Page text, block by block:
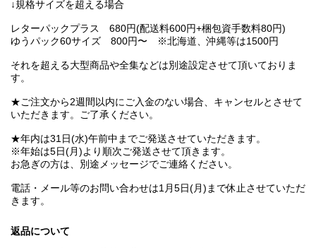
↓規格サイズを超える場合
レターパックプラス 680円(配送料600円+梱包資手数料80円)
ゆうパック60サイズ 800円〜 ※北海道、沖縄等は1500円
それを超える大型商品や全集などは別途設定させて頂いておりま
す。
★ご注文から2週間以内にご入金のない場合、キャンセルとさせて
いただきます。ご了承ください。
★年内は31日(水)午前中までご発送させていただきます。
※年始は5日(月)より順次ご発送させて頂きます。
お急ぎの方は、別途メッセージでご連絡ください。
電話・メール等のお問い合わせは1月5日(月)まで休止させていただ
きます。
返品について